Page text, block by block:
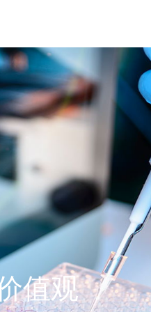
创造美好
使命
愿景
值观